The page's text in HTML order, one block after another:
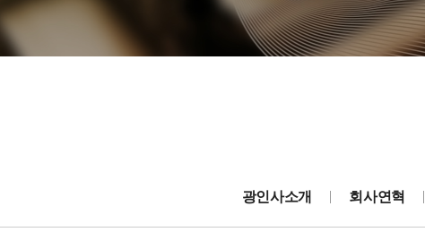
광인사소개 회사연혁